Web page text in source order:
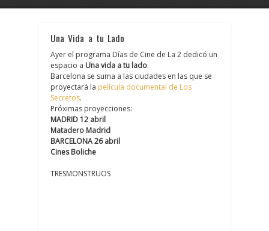
Una Vida a tu Lado
Ayer el programa Días de Cine de La 2 dedicó un
espacio a Una vida a tu lado.
Barcelona se suma a las ciudades en las que se
proyectará la película documental de Los
Secretos.
Próximas proyecciones:
MADRID 12 abril
Matadero Madrid
BARCELONA 26 abril
Cines Boliche
TRESMONSTRUOS